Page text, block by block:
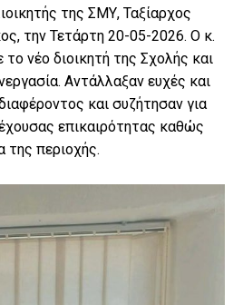
της ΣΜΥ, Ταξίαρχος
την Τετάρτη 20-05-2026. Ο κ.
νέο διοικητή της Σχολής και
Αντάλλαξαν ευχές και
και συζήτησαν για
επικαιρότητας καθώς
της περιοχής.